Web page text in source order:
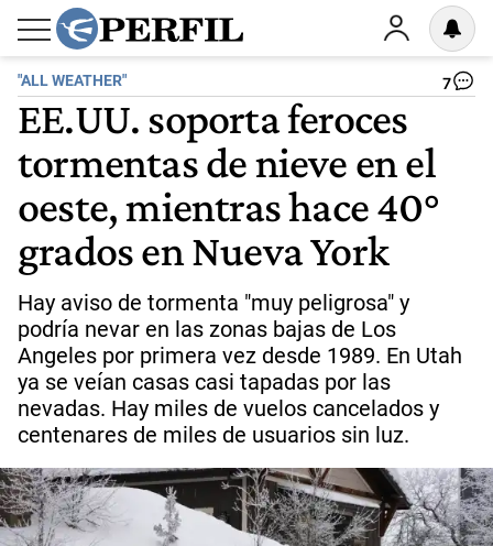
"ALL WEATHER" 7
EE.UU. soporta feroces
tormentas de nieve en el
oeste, mientras hace 40°
grados en Nueva York
Hay aviso de tormenta "muy peligrosa" y
podría nevar en las zonas bajas de Los
Angeles por primera vez desde 1989. En Utah
ya se veían casas casi tapadas por las
nevadas. Hay miles de vuelos cancelados y
centenares de miles de usuarios sin luz.